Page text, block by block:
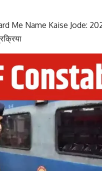
Me Name Kaise Jode: